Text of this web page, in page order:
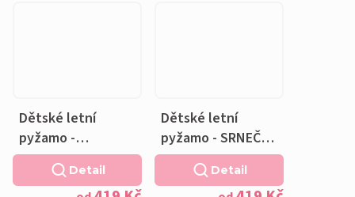
Dětské letní
pyžamo -
KOUZELNÝ LES
Detail
Dětské letní
pyžamo - SRNEČCI
A BALÓNY
Detail